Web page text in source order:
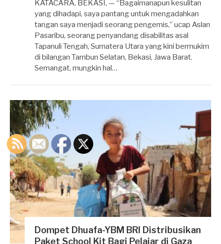
Erlangga
KATACARA, BEKASI, — “Bagaimanapun kesulitan
yang dihadapi, saya pantang untuk mengadahkan
tangan saya menjadi seorang pengemis,” ucap Aslan
Pasaribu, seorang penyandang disabilitas asal
Tapanuli Tengah, Sumatera Utara yang kini bermukim
di bilangan Tambun Selatan, Bekasi, Jawa Barat.
Semangat, mungkin hal…
Dompet Dhuafa-YBM BRI Distribusikan
Paket School Kit Bagi Pelajar di Gaza